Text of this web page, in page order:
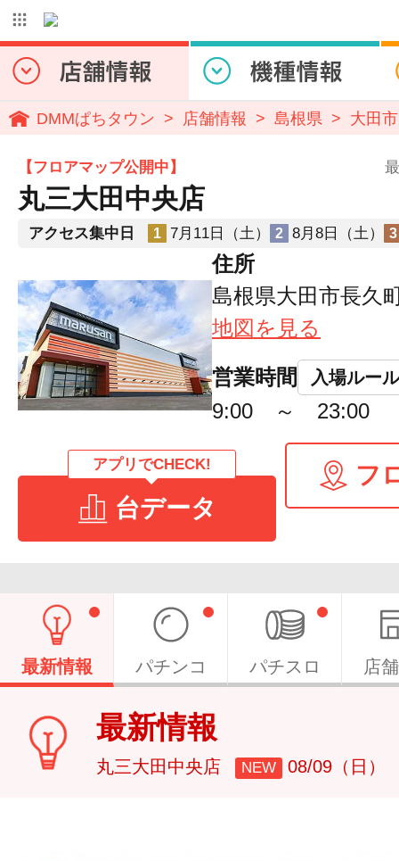
DMMぱちタウン 店舗情報 島根県 大田市
【フロアマップ公開中】
丸三大田中央店
アクセス集中日 1 7月11日（土） 2 8月8日（土） 3
住所
島根県大田市長久
地図を見る
営業時間 入場ルール
9:00 ～ 23:00
アプリでCHECK!
台データ
フ
最新情報 パチンコ パチスロ 店
最新情報
丸三大田中央店 NEW 08/09（日）